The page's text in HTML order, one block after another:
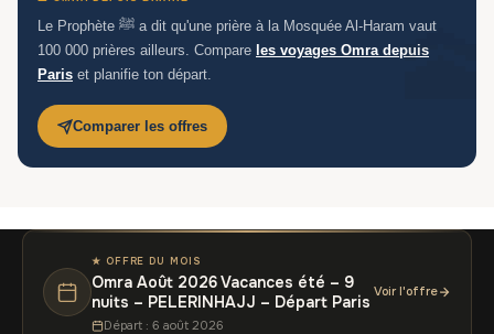
Le Prophète ﷺ a dit qu'une prière à la Mosquée Al-Haram vaut
100 000 prières ailleurs. Compare les voyages Omra depuis
Paris et planifie ton départ.
Comparer les offres
★ OFFRE DU MOIS
Omra Août 2026 Vacances été – 9
nuits – PELERINHAJJ – Départ Paris
Départ : 6 août 2026
Voir l'offre
🕌
Aidez-nous à grandir 🕌
Un avis Google, ça fait toute la différence —
barakAllahu fik